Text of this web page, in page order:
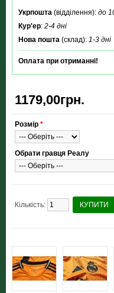
Укрпошта (відділення): до
Кур'ер: 2-4 дні
Нова пошта (склад): 1-3 дні
Оплата при отриманні!
1179,00грн.
Розмір *
Обрати гравця Реалу
Кількість: КУПИТИ